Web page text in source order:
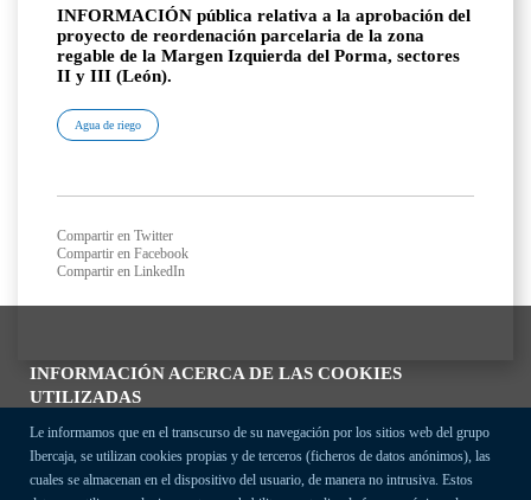
INFORMACIÓN ACERCA DE LAS COOKIES
UTILIZADAS
Le informamos que en el transcurso de su navegación por los sitios web del grupo
Ibercaja, se utilizan cookies propias y de terceros (ficheros de datos anónimos), las
cuales se almacenan en el dispositivo del usuario, de manera no intrusiva. Estos
INFORMACIÓN pública relativa a la aprobación del
proyecto de reordenación parcelaria de la zona
regable de la Margen Izquierda del Porma, sectores
II y III (León).
Agua de riego
Compartir en Twitter
Compartir en Facebook
Compartir en LinkedIn